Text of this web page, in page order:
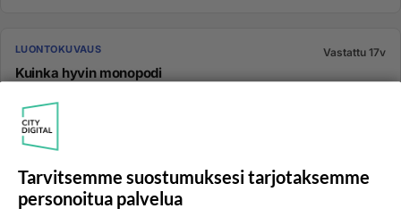
LUONTOKUVAUS Vastattu 17v
Kuinka hyvin monopodi
jos esimerkkinä olisi ca 100-400 is L ja vakaajaton
400/5.6 L. ja lisäksi jos siihen soppaan lisätään 1.4x
telejatke?...
Tarvitsemme suostumuksesi tarjotaksemme
personoitua palvelua